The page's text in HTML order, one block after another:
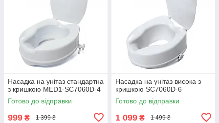
Насадка на унітаз стандартна
з кришкою MED1-SC7060D-4
Готово до відправки
999 ₴ 1 399 ₴
Насадка на унітаз висока з
кришкою SC7060D-6
Готово до відправки
1 099 ₴ 1 499 ₴